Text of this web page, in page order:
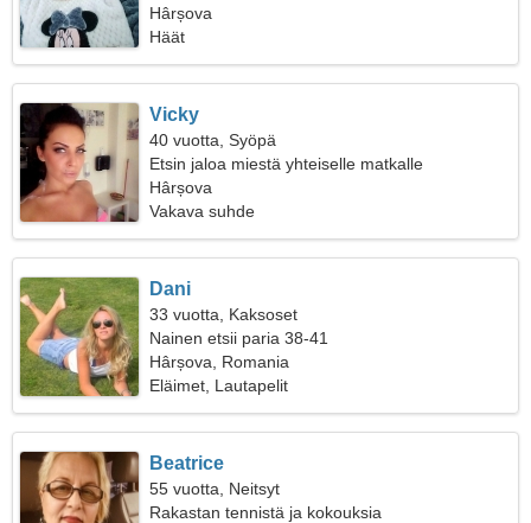
Hârșova
Häät
Vicky
40 vuotta, Syöpä
Etsin jaloa miestä yhteiselle matkalle
Hârșova
Vakava suhde
Dani
33 vuotta, Kaksoset
Nainen etsii paria 38-41
Hârșova, Romania
Eläimet, Lautapelit
Beatrice
55 vuotta, Neitsyt
Rakastan tennistä ja kokouksia